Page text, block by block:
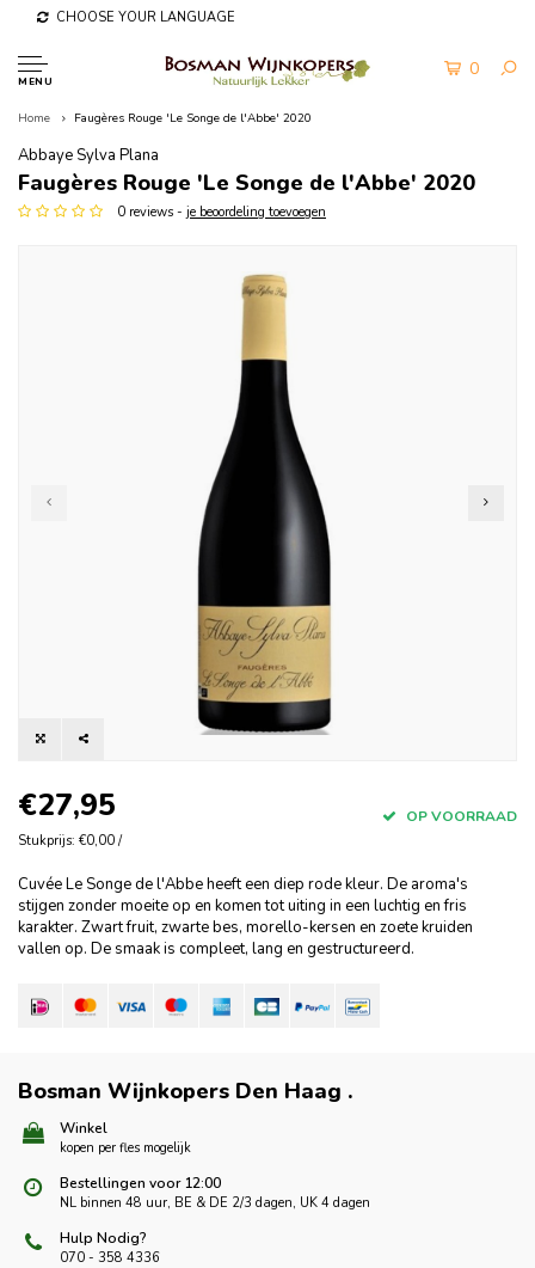
CHOOSE YOUR LANGUAGE
MENU
0
Home Faugères Rouge 'Le Songe de l'Abbe' 2020
Abbaye Sylva Plana
Faugères Rouge 'Le Songe de l'Abbe' 2020
0 reviews - je beoordeling toevoegen
€27,95
Stukprijs: €0,00 /
OP VOORRAAD
Cuvée Le Songe de l'Abbe heeft een diep rode kleur. De aroma's
stijgen zonder moeite op en komen tot uiting in een luchtig en fris
karakter. Zwart fruit, zwarte bes, morello-kersen en zoete kruiden
vallen op. De smaak is compleet, lang en gestructureerd.
Bosman Wijnkopers Den Haag .
Winkel
kopen per fles mogelijk
Bestellingen voor 12:00
NL binnen 48 uur, BE & DE 2/3 dagen, UK 4 dagen
Hulp Nodig?
070 - 358 4336